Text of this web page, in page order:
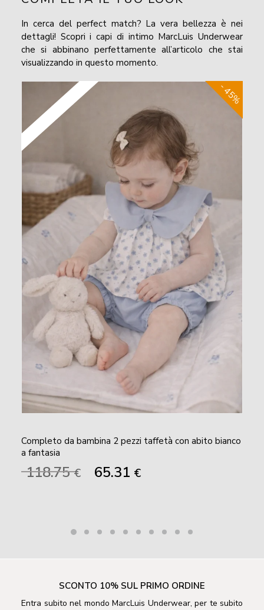
In cerca del perfect match? La vera bellezza è nei
dettagli! Scopri i capi di intimo MarcLuis Underwear
che si abbinano perfettamente all’articolo che stai
visualizzando in questo momento.
Taglie da 3M a 18M - 45%
Completo da bambina 2 pezzi taffetà con abito bianco
a fantasia
118.75€
Il
118.75 €.
65.31 €Il
65.31 €.
SCONTO 10% SUL PRIMO ORDINE
Entra subito nel mondo MarcLuis Underwear, per te subito